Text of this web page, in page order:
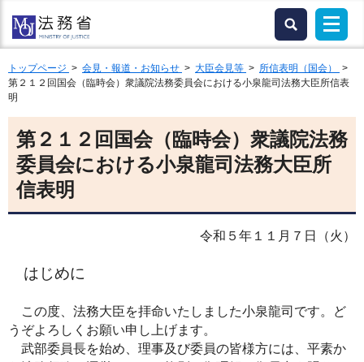
トップページ > 会見・報道・お知らせ > 大臣会見等 > 所信表明（国会）
>
第２１２回国会（臨時会）衆議院法務委員会における小泉龍司法務大臣所信表
明
第２１２回国会（臨時会）衆議院法務
委員会における小泉龍司法務大臣所
信表明
令和５年１１月７日（火）
はじめに
この度、法務大臣を拝命いたしました小泉龍司です。ど
うぞよろしくお願い申し上げます。
武部委員長を始め、理事及び委員の皆様方には、平素か